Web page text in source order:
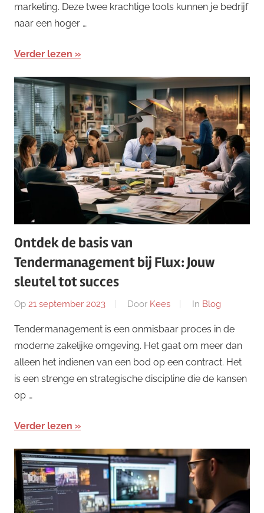
marketing. Deze twee krachtige tools kunnen je bedrijf
naar een hoger …
Verder lezen
Ontdek de basis van
Tendermanagement bij Flux: Jouw
sleutel tot succes
Op 21 september 2023 Door Kees In Blog
Tendermanagement is een onmisbaar proces in de
moderne zakelijke omgeving. Het gaat om meer dan
alleen het indienen van een bod op een contract. Het
is een strenge en strategische discipline die de kansen
op …
Verder lezen